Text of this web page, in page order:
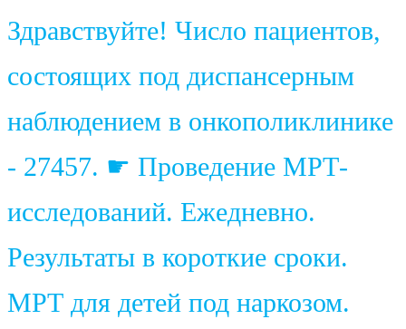
Здравствуйте! Число пациентов,
состоящих под диспансерным
наблюдением в онкополиклинике
- 27457. ☛ Проведение МРТ-
исследований. Ежедневно.
Результаты в короткие сроки.
МРТ для детей под наркозом.